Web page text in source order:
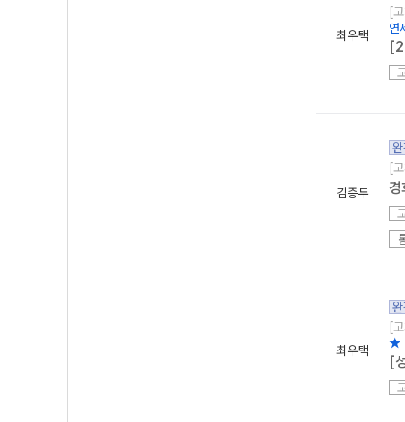
최우택
[
연
김종두
[
최우택
[
★
[